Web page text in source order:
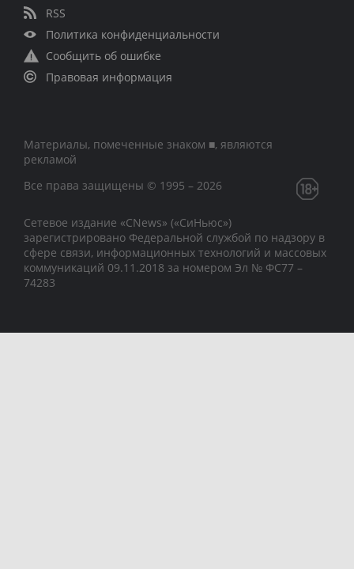
RSS
Политика конфиденциальности
Сообщить об ошибке
Правовая информация
Материалы, помеченные знаком ■, являются
рекламой
Все права защищены © 1995 – 2026
Сетевое издание «CNews» («СиНьюс»)
зарегистрировано Федеральной службой по надзору в
сфере связи, информационных технологий и массовых
коммуникаций 09.11.2018 за номером Эл № ФС77 –
74283